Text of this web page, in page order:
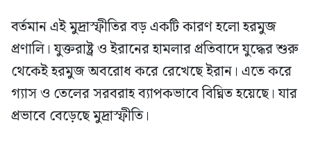
বর্তমান এই মুদ্রাস্ফীতির বড় একটি কারণ হলো হরমুজ
প্রণালি। যুক্তরাষ্ট্র ও ইরানের হামলার প্রতিবাদে যুদ্ধের শুরু
থেকেই হরমুজ অবরোধ করে রেখেছে ইরান। এতে করে
গ্যাস ও তেলের সরবরাহ ব্যাপকভাবে বিঘ্নিত হয়েছে। যার
প্রভাবে বেড়েছে মুদ্রাস্ফীতি।